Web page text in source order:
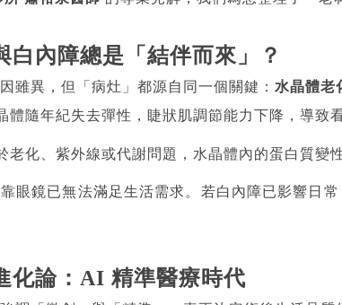
白內障總是「結伴而來」？
雖異，但「病灶」都源自同一個關鍵： 水晶體老
體隨年紀失去彈性，睫狀肌調節能力下降，導致
老化、紫外線或代謝問題，水晶體內的蛋白質變
眼鏡已無法滿足生活需求。若白內障已影響日
化論：AI 精準醫療時代